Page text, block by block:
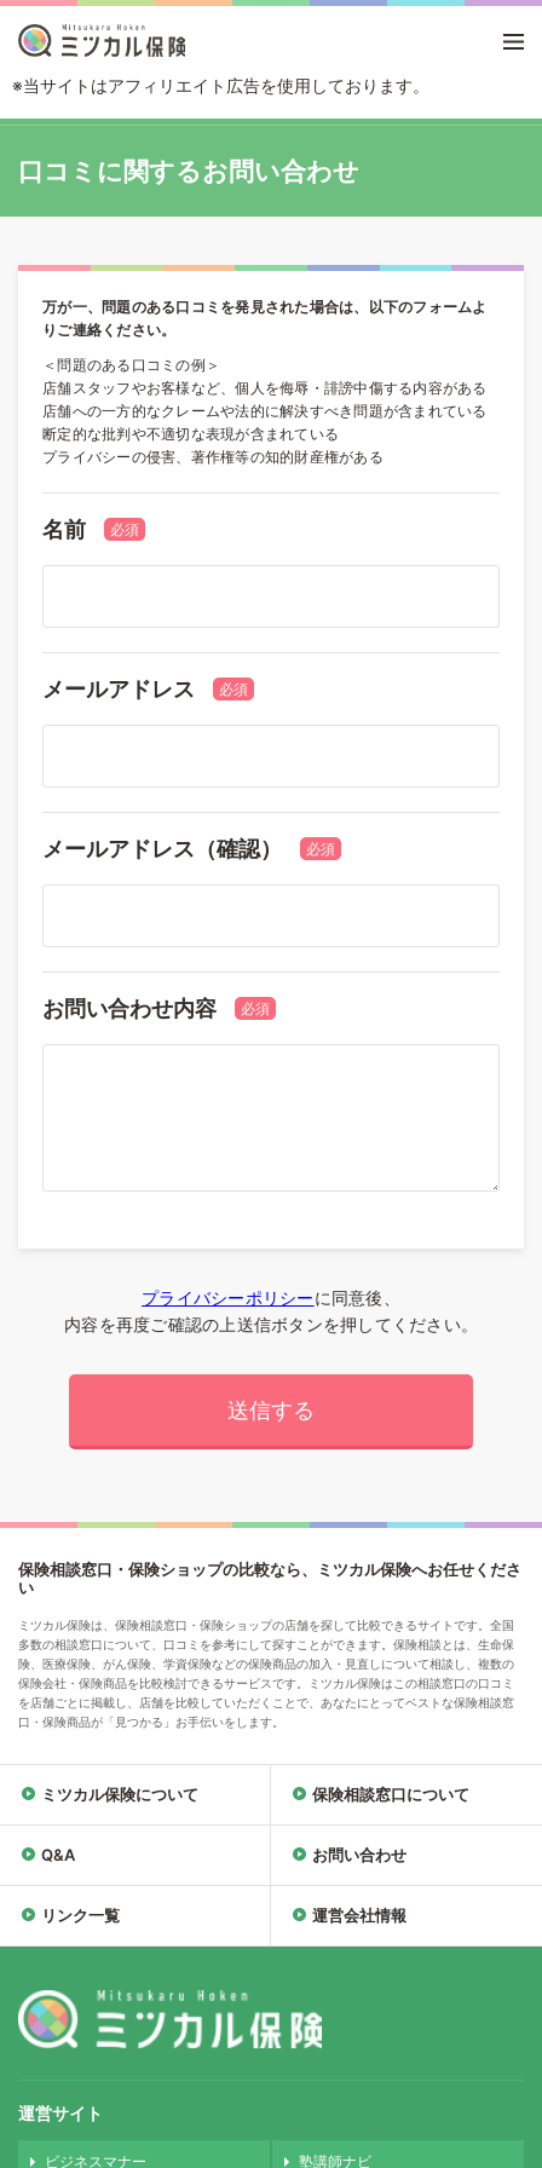
※当サイトはアフィリエイト広告を使用しております。
口コミに関するお問い合わせ
万が一、問題のある口コミを発見された場合は、以下のフォームよ
りご連絡ください。
＜問題のある口コミの例＞
店舗スタッフやお客様など、個人を侮辱・誹謗中傷する内容がある
店舗への一方的なクレームや法的に解決すべき問題が含まれている
断定的な批判や不適切な表現が含まれている
プライバシーの侵害、著作権等の知的財産権がある
名前 必須
メールアドレス 必須
メールアドレス（確認） 必須
お問い合わせ内容 必須
プライバシーポリシーに同意後、
内容を再度ご確認の上送信ボタンを押してください。
保険相談窓口・保険ショップの比較なら、ミツカル保険へお任せくださ
い
ミツカル保険は、保険相談窓口・保険ショップの店舗を探して比較できるサイトです。全国
多数の相談窓口について、口コミを参考にして探すことができます。保険相談とは、生命保
険、医療保険、がん保険、学資保険などの保険商品の加入・見直しについて相談し、複数の
保険会社・保険商品を比較検討できるサービスです。ミツカル保険はこの相談窓口の口コミ
を店舗ごとに掲載し、店舗を比較していただくことで、あなたにとってベストな保険相談窓
口・保険商品が「見つかる」お手伝いをします。
ミツカル保険について 保険相談窓口について
Q&A お問い合わせ
リンク一覧 運営会社情報
運営サイト
ビジネスマナー 塾講師ナビ